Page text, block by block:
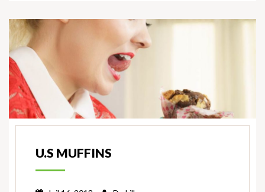
U.S MUFFINS